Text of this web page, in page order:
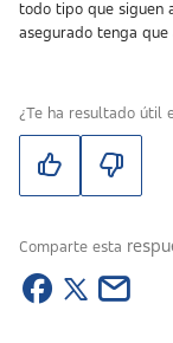
todo tipo que siguen
asegurado tenga
¿Te ha resultado útil
Comparte esta